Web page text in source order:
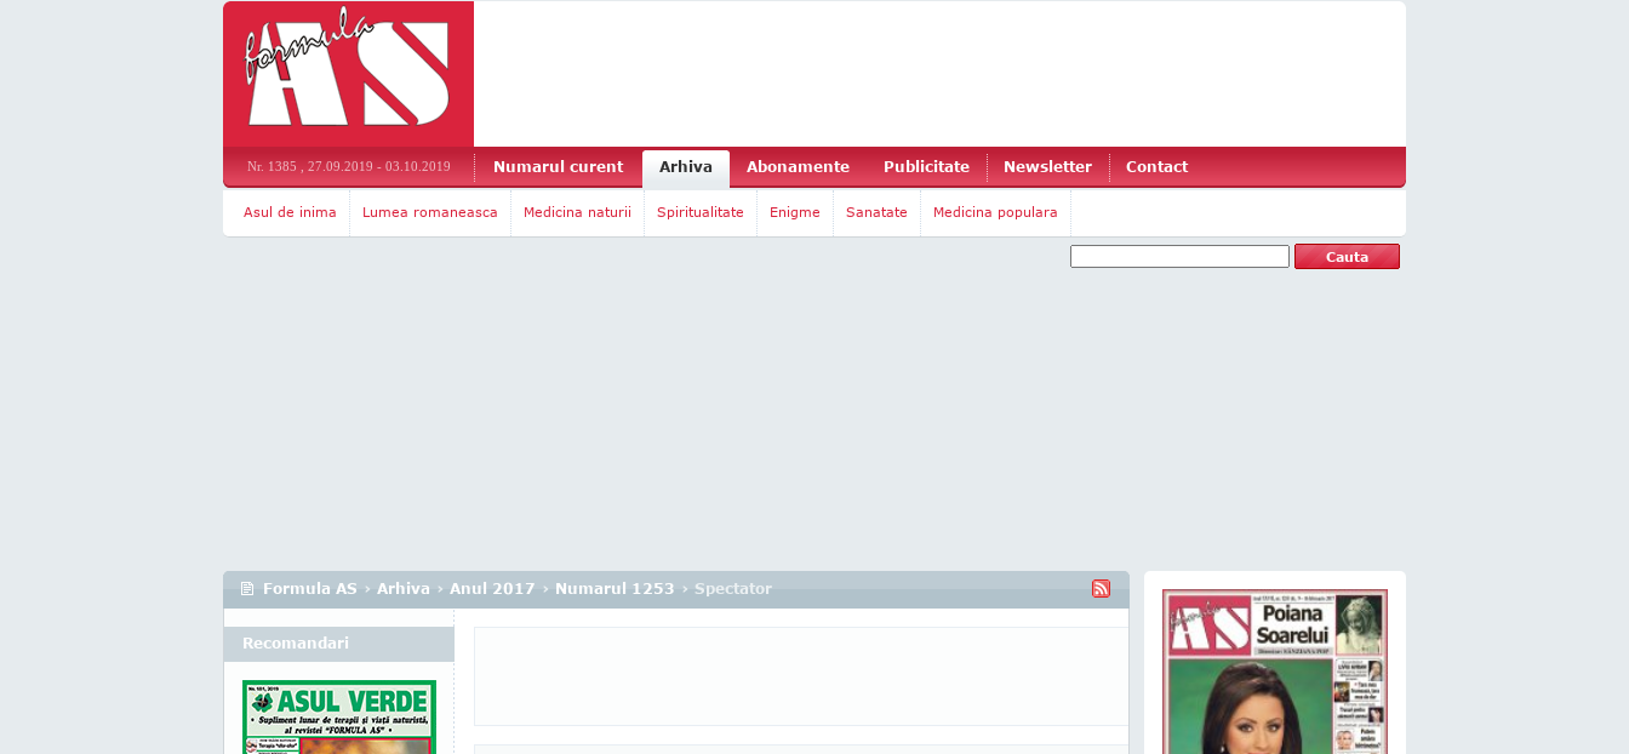
Nr. 1385 , 27.09.2019 - 03.10.2019 Numarul curent Arhiva Abonamente Publicitate Newsletter Contact
Asul de inima Lumea romaneasca Medicina naturii Spiritualitate Enigme Sanatate Medicina populara
Formula AS › Arhiva › Anul 2017 › Numarul 1253 › Spectator
Recomandari